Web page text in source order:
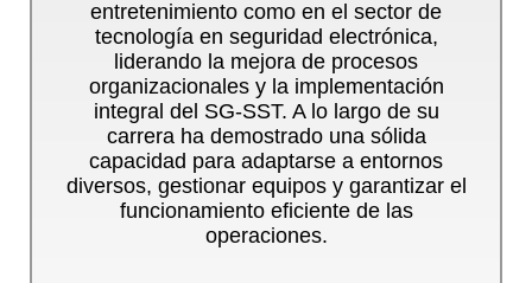
entretenimiento como en el sector de
tecnología en seguridad electrónica,
liderando la mejora de procesos
organizacionales y la implementación
integral del SG-SST. A lo largo de su
carrera ha demostrado una sólida
capacidad para adaptarse a entornos
diversos, gestionar equipos y garantizar el
funcionamiento eficiente de las
operaciones.